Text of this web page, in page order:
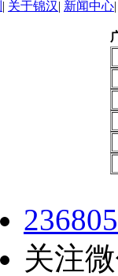
| 关于锦汉| 新闻中心
关注